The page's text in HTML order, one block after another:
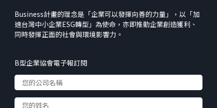
Business計畫的理念是「企業可以發揮向善的力量」，以「加
速台灣中小企業ESG轉型」為使命，亦即推動企業創造獲利、
同時發揮正面的社會與環境影響力。
B型企業協會電子報訂閱